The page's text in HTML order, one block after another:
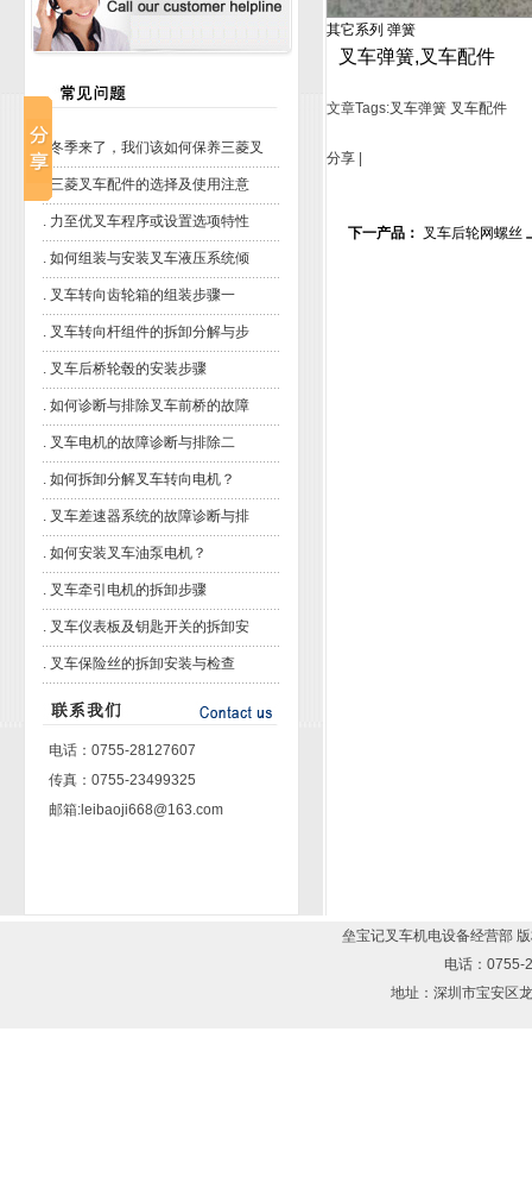
. 冬季来了，我们该如何保养三菱叉
三菱叉车配件的选择及使用注意
. 力至优叉车程序或设置选项特性
. 如何组装与安装叉车液压系统倾
. 叉车转向齿轮箱的组装步骤一
. 叉车转向杆组件的拆卸分解与步
. 叉车后桥轮毂的安装步骤
. 如何诊断与排除叉车前桥的故障
. 叉车电机的故障诊断与排除二
. 如何拆卸分解叉车转向电机？
. 叉车差速器系统的故障诊断与排
. 如何安装叉车油泵电机？
. 叉车牵引电机的拆卸步骤
. 叉车仪表板及钥匙开关的拆卸安
. 叉车保险丝的拆卸安装与检查
电话：0755-28127607
传真：0755-23499325
邮箱:leibaoji668@163.com
其它系列 弹簧
叉车弹簧,叉车配件
文章Tags:叉车弹簧 叉车配件
分享
下一产品： 叉车后轮网螺丝
垒宝记叉车机电设备经营部
电话：0755-
地址：深圳市宝安区